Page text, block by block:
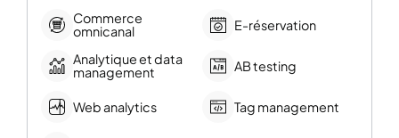
Commerce
omnicanal
E-réservation
Analytique et data
management
AB testing
Web analytics Tag management